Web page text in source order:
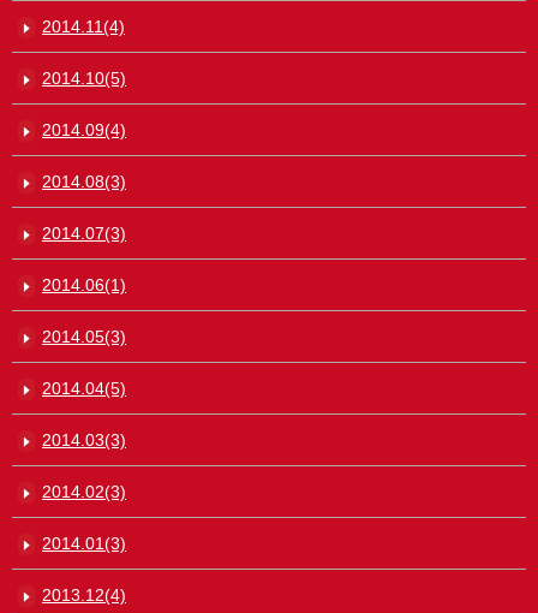
2014.11(4)
2014.10(5)
2014.09(4)
2014.08(3)
2014.07(3)
2014.06(1)
2014.05(3)
2014.04(5)
2014.03(3)
2014.02(3)
2014.01(3)
2013.12(4)